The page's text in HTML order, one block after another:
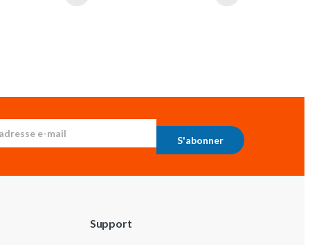
S'abonner
Support